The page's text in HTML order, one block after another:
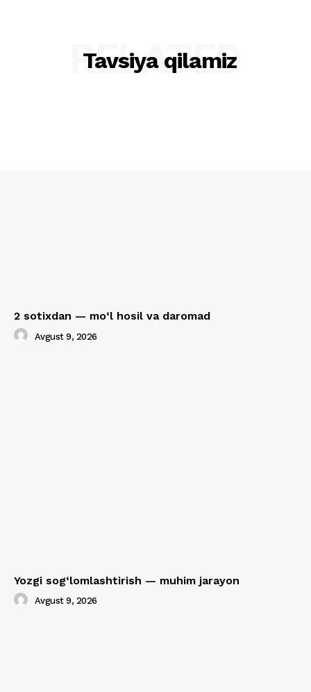
Tavsiya qilamiz
RELATED
2 sotixdan — mo‘l hosil va daromad
Avgust 9, 2026
Yozgi sog‘lomlashtirish — muhim jarayon
Avgust 9, 2026